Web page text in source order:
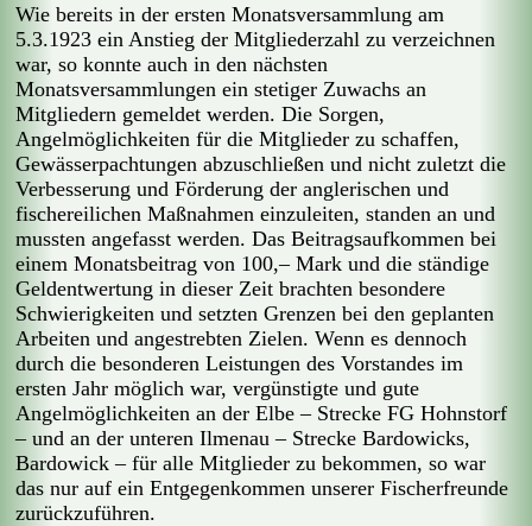
Wie bereits in der ersten Monatsversammlung am
5.3.1923 ein Anstieg der Mitgliederzahl zu verzeichnen
war, so konnte auch in den nächsten
Monatsversammlungen ein stetiger Zuwachs an
Mitgliedern gemeldet werden. Die Sorgen,
Angelmöglichkeiten für die Mitglieder zu schaffen,
Gewässerpachtungen abzuschließen und nicht zuletzt die
Verbesserung und Förderung der anglerischen und
fischereilichen Maßnahmen einzuleiten, standen an und
mussten angefasst werden. Das Beitragsaufkommen bei
einem Monatsbeitrag von 100,– Mark und die ständige
Geldentwertung in dieser Zeit brachten besondere
Schwierigkeiten und setzten Grenzen bei den geplanten
Arbeiten und angestrebten Zielen. Wenn es dennoch
durch die besonderen Leistungen des Vorstandes im
ersten Jahr möglich war, vergünstigte und gute
Angelmöglichkeiten an der Elbe – Strecke FG Hohnstorf
– und an der unteren Ilmenau – Strecke Bardowicks,
Bardowick – für alle Mitglieder zu bekommen, so war
das nur auf ein Entgegenkommen unserer Fischerfreunde
zurückzuführen.